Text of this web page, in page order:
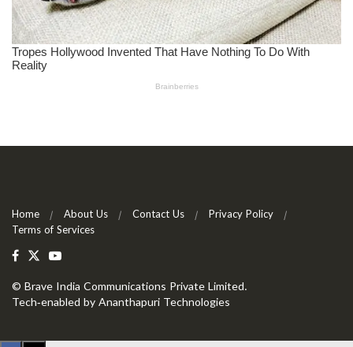
Home About Us Contact Us
Privacy Policy
Terms of Services
© Brave India Communications Private Limited.
Tech-enabled by Ananthapuri Technologies